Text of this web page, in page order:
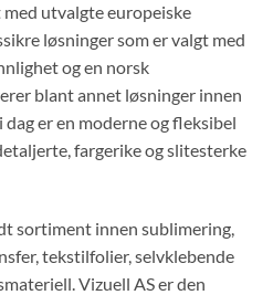
utvalgte europeiske
løsninger som er valgt med
og en norsk
blant annet løsninger innen
er en moderne og fleksibel
fargerike og slitesterke
sortiment innen sublimering,
tekstilfolier, selvklebende
Vizuell AS er den